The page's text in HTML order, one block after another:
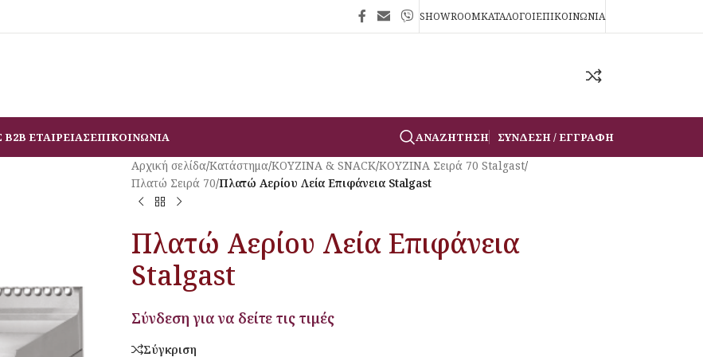
SHOWROOMΚΑΤΑΛΟΓΟΙΕΠΙΚΟΙΝΩΝΙΑ
ΕΤΑΙΡΕΙΑΣΕΠΙΚΟΙΝΩΝΙΑ ΑΝΑΖΉΤΗΣΗ ΣΎΝΔΕΣΗ / ΕΓΓΡΑΦΉ
Αρχική σελίδα/Κατάστημα/ΚΟΥΖΙΝΑ & SNACK/ΚΟΥΖΙΝΑ Σειρά 70 Stalgast/
Πλατώ Σειρά 70/Πλατώ Αερίου Λεία Επιφάνεια Stalgast
Πλατώ Αερίου Λεία Επιφάνεια
Stalgast
Σύνδεση για να δείτε τις τιμές
Σύγκριση